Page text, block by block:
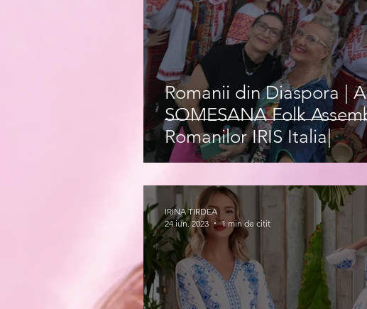
Romanii din Diaspora |
SOMESANA Folk
Romanilor IRIS Italia|
IRINA TIRDEA
24 iun. 2023
1 min de citit